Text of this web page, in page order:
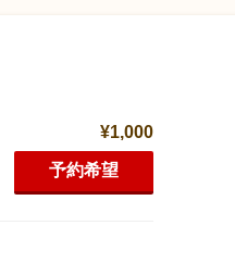
¥1,000
予約希望